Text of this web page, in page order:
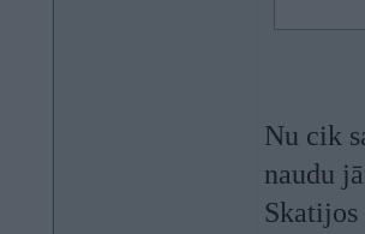
Nu cik
naudu